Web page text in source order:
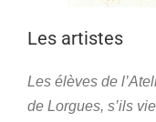
Les artistes
Les élèves de
de Lorgues, s’ils